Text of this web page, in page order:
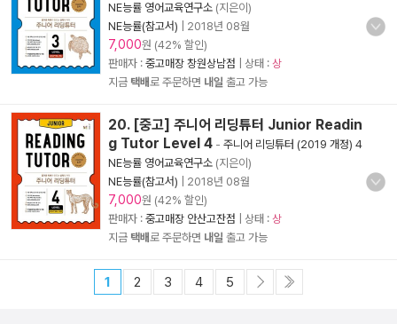
NE능률 영어교육연구소 (지은이)
NE능률(참고서)
2018년 08월
7,000원 (42% 할인)
판매자 : 중고매장 창원상남점 | 상태 : 상
지금 택배로 주문하면 내일 출고 가능
20. [중고] 주니어 리딩튜터 Junior Readin
g Tutor Level 4 - 주니어 리딩튜터 (2019 개정) 4
NE능률 영어교육연구소 (지은이)
NE능률(참고서)
2018년 08월
7,000원 (42% 할인)
판매자 : 중고매장 안산고잔점 | 상태 : 상
지금 택배로 주문하면 내일 출고 가능
1 2 3 4 5